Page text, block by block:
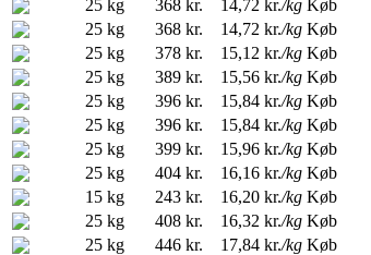
25 kg
368 kr. 14,72 kr./kg Køb
25 kg
368 kr. 14,72 kr./kg Køb
25 kg
378 kr. 15,12 kr./kg Køb
25 kg
389 kr. 15,56 kr./kg Køb
25 kg
396 kr. 15,84 kr./kg Køb
25 kg
396 kr. 15,84 kr./kg Køb
25 kg
399 kr. 15,96 kr./kg Køb
25 kg
404 kr. 16,16 kr./kg Køb
15 kg
243 kr. 16,20 kr./kg Køb
25 kg
408 kr. 16,32 kr./kg Køb
25 kg
446 kr. 17,84 kr./kg Køb